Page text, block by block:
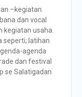
–kegiatan
dan vocal
kegiatan usaha.
seperti; latihan
agenda
dan festival
se Salatigadan